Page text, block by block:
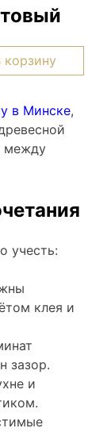
корзину
в Минске,
между
учесть:
клея и
зазор.
и